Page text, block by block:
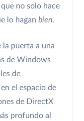
no solo hace
lo hagan bien.
la puerta a una
de Windows
de
el espacio de
de DirectX
profundo al